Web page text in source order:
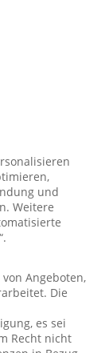
und
Weitere
Angeboten,
Die
es sei
Recht nicht